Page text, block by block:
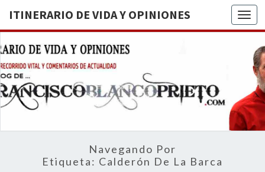
ITINERARIO DE VIDA Y OPINIONES
DE
BREVE
RECORRIDO
VITAL Y
ACTUALIDAD
Navegando Por
Etiqueta: Calderón De La Barca